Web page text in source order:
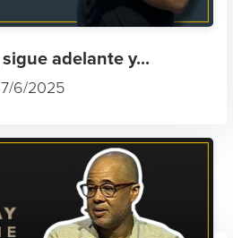
adelante y...
7/6/2025